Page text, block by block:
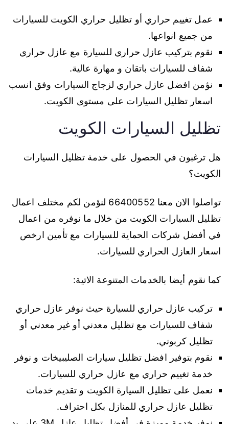
عمل تغييم حراري أو تظليل حراري الكويت للسيارات
من جميع انواعها.
نقوم بتركيب عازل حراري للسيارة مع عازل حراري
شفاف للسيارات باتقان و مهارة عالية.
نؤمن افضل عازل حراري لزجاج السيارات وفق انسب
اسعار تظليل السيارات على مستوى الكويت.
تظليل السيارات الكويت
هل ترغبون في الحصول على خدمة تظليل السيارات
الكويت؟
تواصلوا الان معنا 66400552 لنؤمن لكم مختلف اعمال
تظليل السيارات الكويت من خلال ما نوفره من اعمال
في أفضل شركات الحماية للسيارات مع تأمين ارخص
اسعار العازل الحراري للسيارات.
كما نقوم أيضا بالخدمات المتنوعة الاتية:
تركيب عازل حراري للسيارة حيث نوفر عازل حراري
شفاف للسيارات مع تظليل معدني أو غير معدني أو
تظليل كربوني.
نقوم بتوفير افضل تظليل سيارات الصليبيخات و نوفر
خدمة تغييم حراري مع عازل حراري للسيارات.
نعمل على تظليل السيارة الكويت و تقديم خدمات
تظليل عازل حراري للمنازل بكل احتراف.